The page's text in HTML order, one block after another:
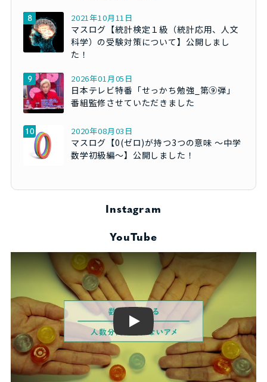
2021年10月11日
マスログ【統計検定１級（統計応用、人文
科学）の受験対策について】公開しまし
た！
2026年01月05日
日本テレビ特番「せっかち勉強_第⑨弾」
番組監修させていただきました
2020年08月03日
マスログ【0(ゼロ)が持つ3つの意味 ～中学
数学初級編～】公開しました！
Instagram
YouTube
Play